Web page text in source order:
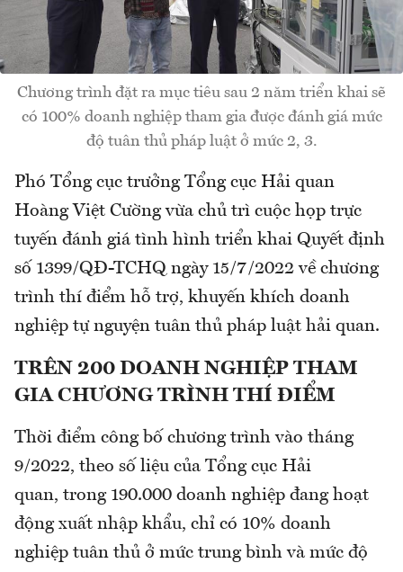
Chương trình đặt ra mục tiêu sau 2 năm triển khai sẽ
có 100% doanh nghiệp tham gia được đánh giá mức
độ tuân thủ pháp luật ở mức 2, 3.
Phó Tổng cục trưởng Tổng cục Hải quan
Hoàng Việt Cường vừa chủ trì cuộc họp trực
tuyến đánh giá tình hình triển khai Quyết định
số 1399/QĐ-TCHQ ngày 15/7/2022 về chương
trình thí điểm hỗ trợ, khuyến khích doanh
nghiệp tự nguyện tuân thủ pháp luật hải quan.
TRÊN 200 DOANH NGHIỆP THAM
GIA CHƯƠNG TRÌNH THÍ ĐIỂM
Thời điểm công bố chương trình vào tháng
9/2022, theo số liệu của Tổng cục Hải
quan, trong 190.000 doanh nghiệp đang hoạt
động xuất nhập khẩu, chỉ có 10% doanh
nghiệp tuân thủ ở mức trung bình và mức độ